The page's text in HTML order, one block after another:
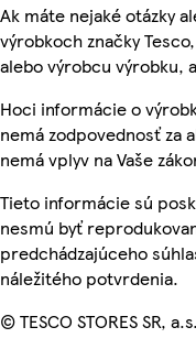
Ak máte nejaké otázky
výrobkoch značky
alebo výrobcu výrobku,
Hoci informácie o
nemá zodpovednosť za
nemá vplyv na Vaše
Tieto informácie sú
nesmú byť
predchádzajúceho
náležitého potvrdenia.
© TESCO STORES SR,